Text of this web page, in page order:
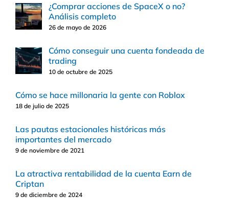
¿Comprar acciones de SpaceX o no?
Análisis completo
26 de mayo de 2026
Cómo conseguir una cuenta fondeada de
trading
10 de octubre de 2025
Cómo se hace millonaria la gente con Roblox
18 de julio de 2025
Las pautas estacionales históricas más
importantes del mercado
9 de noviembre de 2021
La atractiva rentabilidad de la cuenta Earn de
Criptan
9 de diciembre de 2024